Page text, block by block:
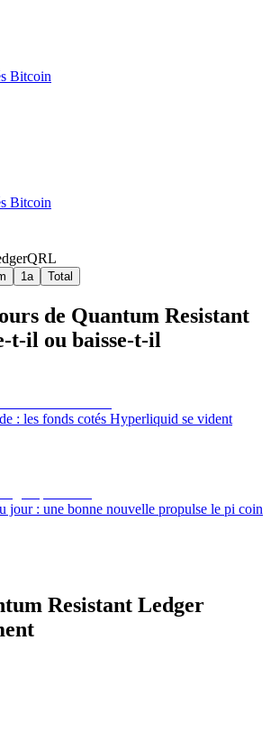
Bitcoin
Bitcoin
QRL
1a Total
de Quantum Resistant
t-il ou baisse-t-il
: les fonds cotés Hyperliquid se vident
jour : une bonne nouvelle propulse le pi coin
Resistant Ledger